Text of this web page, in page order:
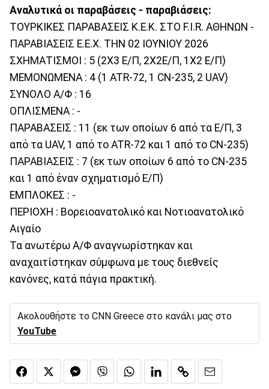
Αναλυτικά οι παραβάσεις - παραβιάσεις:
ΤΟΥΡΚΙΚΕΣ ΠΑΡΑΒΑΣΕΙΣ Κ.Ε.Κ. ΣΤΟ F.I.R. ΑΘΗΝΩΝ -
ΠΑΡΑΒΙΑΣΕΙΣ Ε.Ε.Χ. ΤΗΝ 02 ΙΟΥΝΙΟΥ 2026
ΣΧΗΜΑΤΙΣΜΟΙ : 5 (2Χ3 Ε/Π, 2X2Ε/Π, 1Χ2 Ε/Π)
ΜΕΜΟΝΩΜΕΝΑ : 4 (1 ATR-72, 1 CN-235, 2 UAV)
ΣΥΝΟΛΟ Α/Φ : 16
ΟΠΛΙΣΜΕΝΑ : -
ΠΑΡΑΒΑΣΕΙΣ : 11 (εκ των οποίων 6 από τα Ε/Π, 3
από τα UAV, 1 από το ATR-72 και 1 από το CN-235)
ΠΑΡΑΒΙΑΣΕΙΣ : 7 (εκ των οποίων 6 από το CN-235
και 1 από έναν σχηματισμό Ε/Π)
ΕΜΠΛΟΚΕΣ : -
ΠΕΡΙΟΧΗ : Βορειοανατολικό και Νοτιοανατολικό
Αιγαίο
Τα ανωτέρω Α/Φ αναγνωρίστηκαν και
αναχαιτίστηκαν σύμφωνα με τους διεθνείς
κανόνες, κατά πάγια πρακτική.
Ακολουθήστε το CNN Greece στο κανάλι μας στο
YouTube